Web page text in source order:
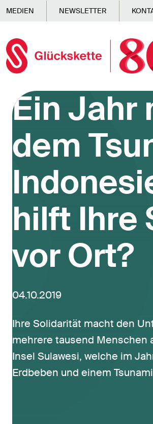
Skip to main content
MEDIEN NEWSLETTER
Ein Jahr
dem
hilft Ihre
vor Ort?
04.10.2019
Ihre Solidarität macht den
mehrere tausend Menschen
Insel Sulawesi, welche im
Erdbeben und einem